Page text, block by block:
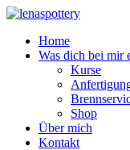
Zum
wechselnHome
Was dich bei mir
Kurse
Shop
Über mich
Kontakt